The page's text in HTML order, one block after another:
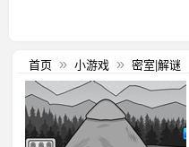
首页 » 小游戏 » 密室|解谜